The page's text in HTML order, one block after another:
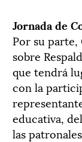
Jornada de
Por su parte,
sobre
que tendrá
con la
educativa,
las